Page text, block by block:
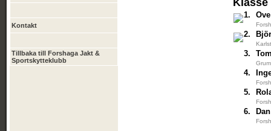
Kontakt
Tillbaka till Forshaga Jakt &
Sportskytteklubb
Klasse
1.
2.
3.
4.
5.
6.